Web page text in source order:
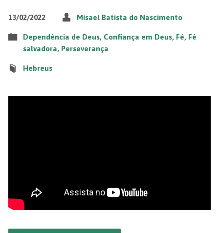
13/02/2022 Misael Batista do Nascimento
Dependência de Deus, Confiança em Deus, Fé, Fé
salvadora, Perseverança
Hebreus